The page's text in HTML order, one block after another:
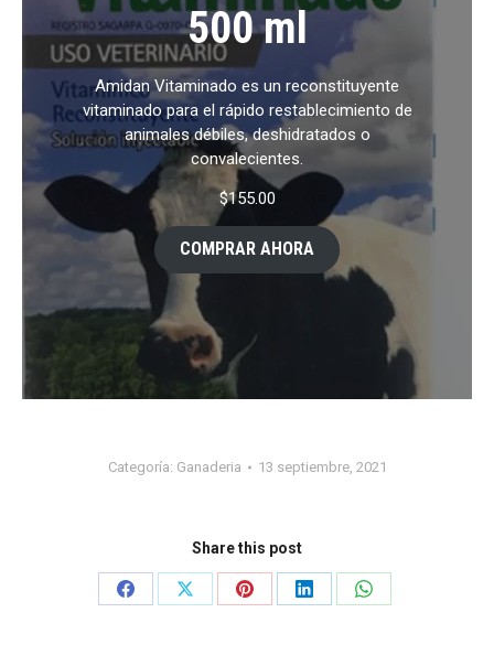
500 ml
Amidan Vitaminado es un reconstituyente
vitaminado para el rápido restablecimiento de
animales débiles, deshidratados o
convalecientes.
$155.00
COMPRAR AHORA
Categoría: Ganaderia 13 septiembre, 2021
Share this post
Share
Share
Share
Share
Share